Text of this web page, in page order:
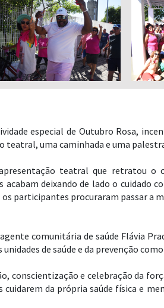
especial de Outubro Rosa,
teatral, uma caminhada e uma
teatral que retratou
deixando de lado o cuidado
os participantes procuraram passar
comunitária de saúde Flávia
de saúde e da prevenção
conscientização e celebração da
da própria saúde física e